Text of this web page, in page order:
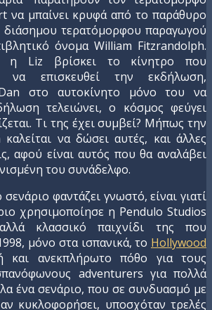
να μπαίνει κρυφά από το παράθυρο
διάσημου τερατόμορφου παραγωγού
όνομα William Fitzrandolph.
η Liz βρίσκει το κίνητρο που
να επισκευθεί την εκδήλωση,
στο αυτοκίνητο μόνο του να
τελειώνει, ο κόσμος φεύγει
Τι της έχει συμβεί? Μήπως την
να δώσει αυτές, και άλλες
αφού είναι αυτός που θα αναλάβει
του συνάδελφο.
φαντάζει γνωστό, είναι γιατί
χρησιμοποίησε η Pendulo Studios
κλασσικό παιχνίδι της που
μόνο στα ισπανικά, το Hollywood
και ανεκπλήρωτο πόθο για τους
adventurers για πολλά
ένα σενάριο, που σε συνδυασμό με
κυκλοφορήσει, υποσχόταν τρελές